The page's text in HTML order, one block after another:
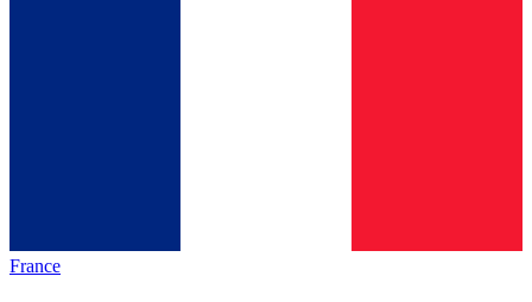
France